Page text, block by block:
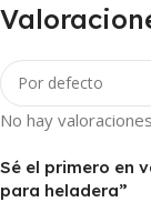
No hay
Sé el primero en
para heladera”